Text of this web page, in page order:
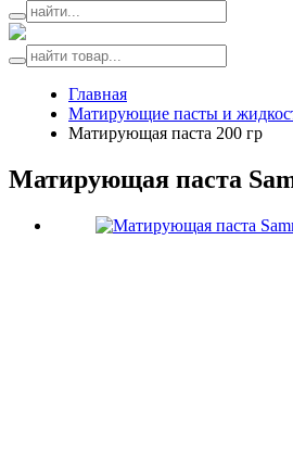
Главная
Матирующие пасты и
Матирующая паста 200 гр
Матирующая паста